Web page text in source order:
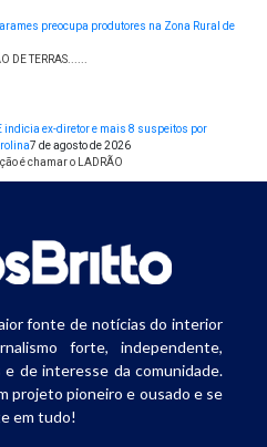
preocupa produtores na Zona Rural de
DE TERRAS......
indicia ex-diretor e mais 8 suspeitos por
7 de agosto de 2026
é chamar o LADRÃO
fonte de notícias do interior
forte, independente,
de interesse da comunidade.
projeto pioneiro e ousado e se
em tudo!